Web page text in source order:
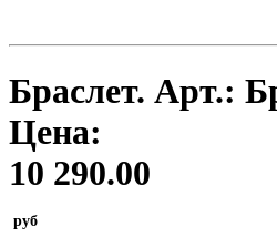
Браслет. Арт.:
Цена:
10 290.00
руб